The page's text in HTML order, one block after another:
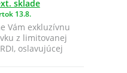
sklade
13.8.
Vám exkluzívnu
z limitovanej
oslavujúcej